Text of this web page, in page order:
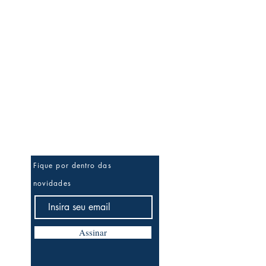
Fique por dentro das
novidades
Assinar